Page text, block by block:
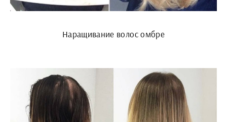
Наращивание волос омбре